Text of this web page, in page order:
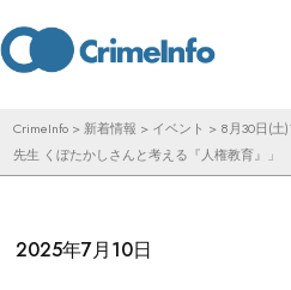
ン
ン
ツ
CrimeInfo >新着情報 > イベント > 8月30日(土
先生 くぼたかしさんと考える『人権教育』」
2025年7月10日